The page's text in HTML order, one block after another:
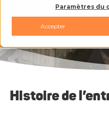
Paramètres du
Accepter
Histoire de